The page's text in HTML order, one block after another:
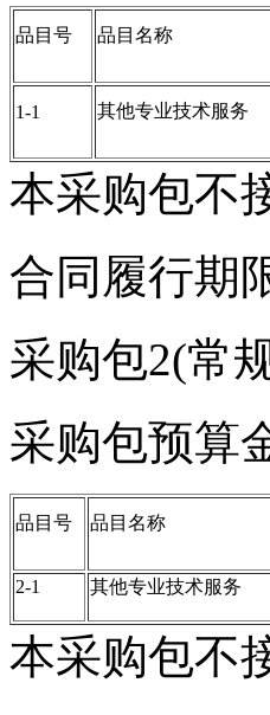
品目号 品目名称
1-1 其他专业技术服务
本采购包不
合同履行期
采购包2(常
采购包预算
品目号 品目名称
2-1 其他专业技术服务
本采购包不